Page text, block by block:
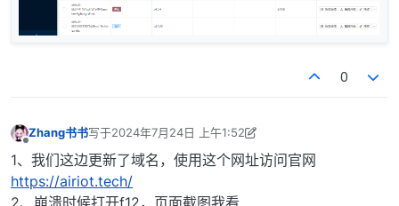
0
Zhang书书写于2024年7月24日 上午1:52
最后由 Zhang书书 编辑 2024年7月24日 上午9:58
1、我们这边更新了域名，使用这个网址访问官网
https://airiot.tech/
2、崩溃时候打开f12，页面截图我看